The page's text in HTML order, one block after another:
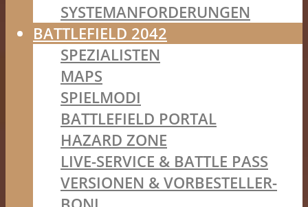
SYSTEMANFORDERUNGEN
BATTLEFIELD 2042
SPEZIALISTEN
MAPS
SPIELMODI
BATTLEFIELD PORTAL
HAZARD ZONE
LIVE-SERVICE & BATTLE PASS
VERSIONEN & VORBESTELLER-